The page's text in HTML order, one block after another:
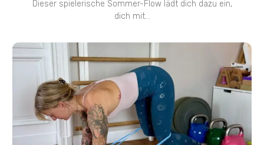
Dieser spielerische Sommer-Flow lädt dich dazu ein,
dich mit...